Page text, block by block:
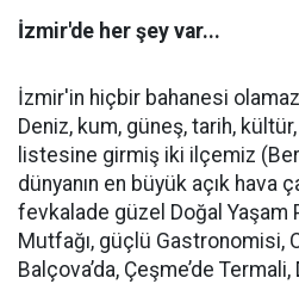
İzmir'de her şey var...
İzmir'in hiçbir bahanesi
Deniz, kum, güneş, tarih,
listesine girmiş iki ilçemiz
dünyanın en büyük açık hava
fevkalade güzel Doğal Yaşam
Mutfağı, güçlü Gastronomisi,
Balçova’da, Çeşme’de